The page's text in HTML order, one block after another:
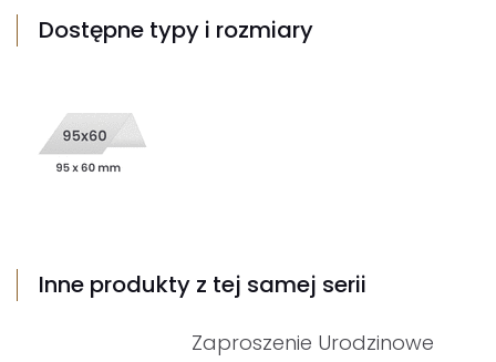
Dostępne typy i rozmiary
Inne produkty z tej samej serii
Zaproszenie Urodzinowe